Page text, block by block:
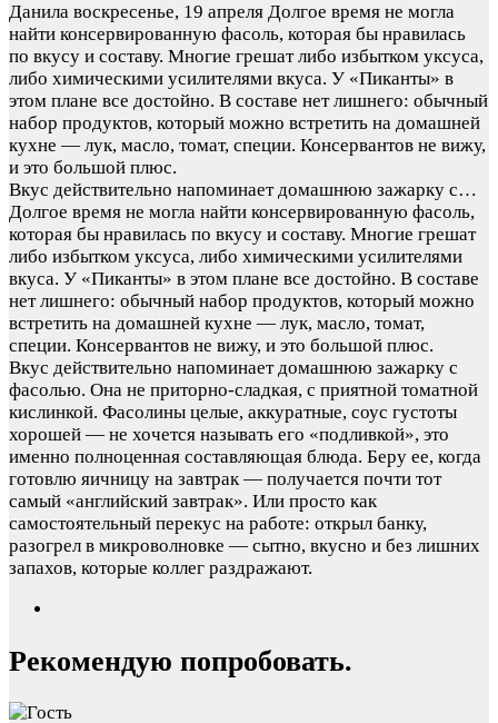
Данила воскресенье, 19 апреля Долгое время не могла
найти консервированную фасоль, которая бы нравилась
по вкусу и составу. Многие грешат либо избытком уксуса,
либо химическими усилителями вкуса. У «Пиканты» в
этом плане все достойно. В составе нет лишнего: обычный
набор продуктов, который можно встретить на домашней
кухне — лук, масло, томат, специи. Консервантов не вижу,
и это большой плюс.
Вкус действительно напоминает домашнюю зажарку с…
Долгое время не могла найти консервированную фасоль,
которая бы нравилась по вкусу и составу. Многие грешат
либо избытком уксуса, либо химическими усилителями
вкуса. У «Пиканты» в этом плане все достойно. В составе
нет лишнего: обычный набор продуктов, который можно
встретить на домашней кухне — лук, масло, томат,
специи. Консервантов не вижу, и это большой плюс.
Вкус действительно напоминает домашнюю зажарку с
фасолью. Она не приторно-сладкая, с приятной томатной
кислинкой. Фасолины целые, аккуратные, соус густоты
хорошей — не хочется называть его «подливкой», это
именно полноценная составляющая блюда. Беру ее, когда
готовлю яичницу на завтрак — получается почти тот
самый «английский завтрак». Или просто как
самостоятельный перекус на работе: открыл банку,
разогрел в микроволновке — сытно, вкусно и без лишних
запахов, которые коллег раздражают.
Рекомендую попробовать.